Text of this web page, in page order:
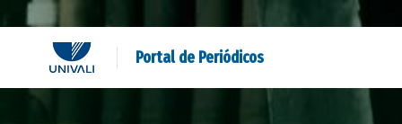
Portal de Periódicos